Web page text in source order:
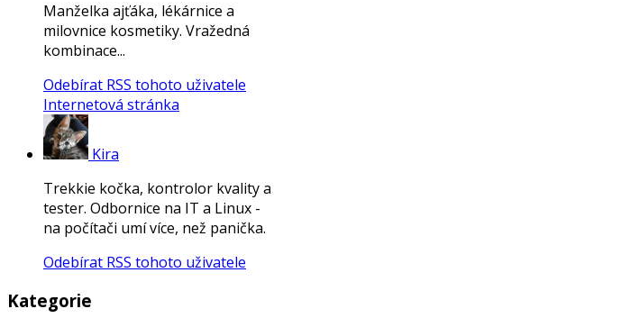
Manželka ajťáka, lékárnice a
milovnice kosmetiky. Vražedná
kombinace...
Odebírat RSS tohoto uživatele
Internetová stránka
Kira
Trekkie kočka, kontrolor kvality a
tester. Odbornice na IT a Linux -
na počítači umí více, než panička.
Odebírat RSS tohoto uživatele
Kategorie